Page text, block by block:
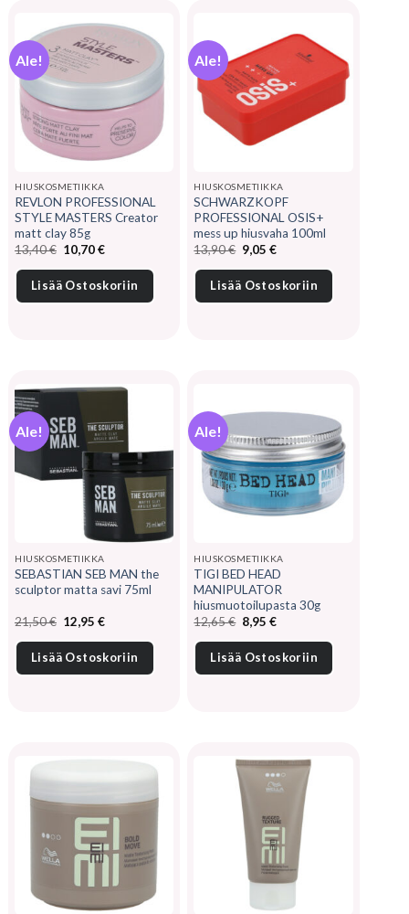
Ale!
HIUSKOSMETIIKKA
REVLON PROFESSIONAL
STYLE MASTERS Creator
matt clay 85g
13,40€ Alkuperäinen
hinta
oli:
13,40 €.
10,70€Nykyinen
on:
10,70 €.
Lisää Ostoskoriin
Ale!
HIUSKOSMETIIKKA
SCHWARZKOPF
PROFESSIONAL OSIS+
mess up hiusvaha 100ml
13,90€ Alkuperäinen
hinta
oli:
13,90 €.
9,05€Nykyinen
on:
9,05 €.
Lisää Ostoskoriin
Ale!
HIUSKOSMETIIKKA
SEBASTIAN SEB MAN the
sculptor matta savi 75ml
21,50€ Alkuperäinen
hinta
oli:
21,50 €.
12,95€Nykyinen
on:
12,95 €.
Lisää Ostoskoriin
Ale!
HIUSKOSMETIIKKA
TIGI BED HEAD
MANIPULATOR
hiusmuotoilupasta 30g
12,65€ Alkuperäinen
hinta
oli:
12,65 €.
8,95€Nykyinen
on:
8,95 €.
Lisää Ostoskoriin